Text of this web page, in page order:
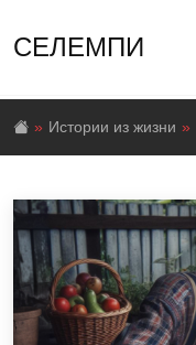
СЕЛЕМПИ
Истории из жизни